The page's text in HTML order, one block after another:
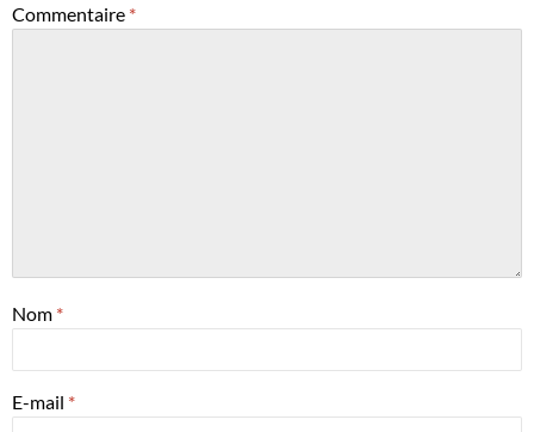
Commentaire *
Nom *
E-mail *